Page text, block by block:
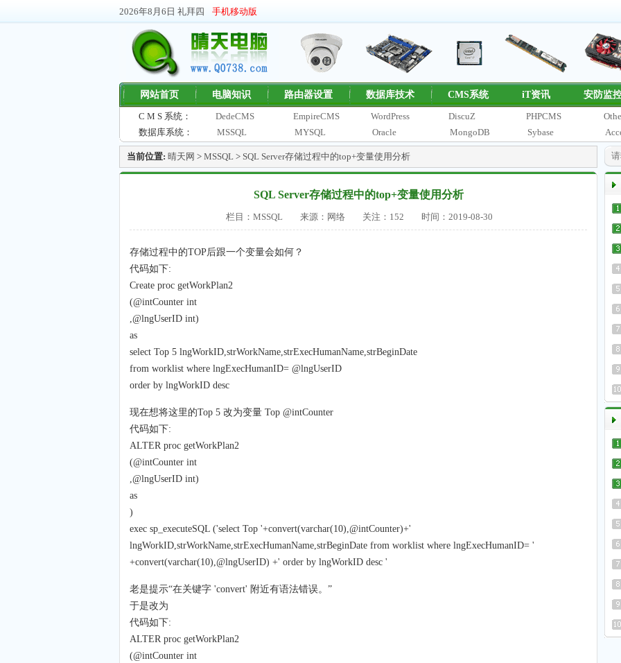
2026年8月6日 礼拜四 手机移动版
网站首页 电脑知识 路由器设置 数据库技术 CMS系统 iT资讯 安防监
C M S 系统： DedeCMS EmpireCMS WordPress DiscuZ PHPCMS
数据库系统：
MSSQL MYSQL Oracle MongoDB Sybase
当前位置: 晴天网 > MSSQL > SQL Server存储过程中的top+变量使用分析
SQL Server存储过程中的top+变量使用分析
栏目：MSSQL 来源：网络 关注： 152 时间：2019-08-30
存储过程中的TOP后跟一个变量会如何？
代码如下:
Create proc getWorkPlan2
(@intCounter int
,@lngUserID int)
as
select Top 5 lngWorkID,strWorkName,strExecHumanName,strBeginDate
from worklist where lngExecHumanID= @lngUserID
order by lngWorkID desc
现在想将这里的Top 5 改为变量 Top @intCounter
代码如下:
ALTER proc getWorkPlan2
(@intCounter int
,@lngUserID int)
as
)
exec sp_executeSQL ('select Top '+convert(varchar(10),@intCounter)+'
lngWorkID,strWorkName,strExecHumanName,strBeginDate from worklist where lngExecHumanID= '
+convert(varchar(10),@lngUserID) +' order by lngWorkID desc '
老是提示“在关键字 'convert' 附近有语法错误。”
于是改为
代码如下:
ALTER proc getWorkPlan2
(@intCounter int